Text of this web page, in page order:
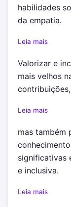
habilidades
da empatia.
Leia mais
Valorizar e
mais velhos
contribuições,
Leia mais
mas também
significativas
e inclusiva.
Leia mais